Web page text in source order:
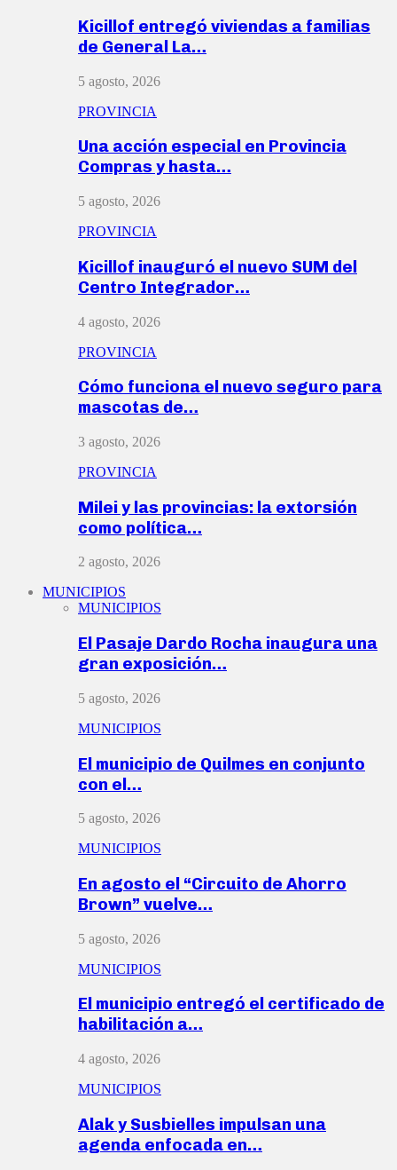
Kicillof entregó viviendas a familias
de General La…
5 agosto, 2026
PROVINCIA
Una acción especial en Provincia
Compras y hasta…
5 agosto, 2026
PROVINCIA
Kicillof inauguró el nuevo SUM del
Centro Integrador…
4 agosto, 2026
PROVINCIA
Cómo funciona el nuevo seguro para
mascotas de…
3 agosto, 2026
PROVINCIA
Milei y las provincias: la extorsión
como política…
2 agosto, 2026
MUNICIPIOS
MUNICIPIOS
El Pasaje Dardo Rocha inaugura una
gran exposición…
5 agosto, 2026
MUNICIPIOS
El municipio de Quilmes en conjunto
con el…
5 agosto, 2026
MUNICIPIOS
En agosto el “Circuito de Ahorro
Brown” vuelve…
5 agosto, 2026
MUNICIPIOS
El municipio entregó el certificado de
habilitación a…
4 agosto, 2026
MUNICIPIOS
Alak y Susbielles impulsan una
agenda enfocada en…